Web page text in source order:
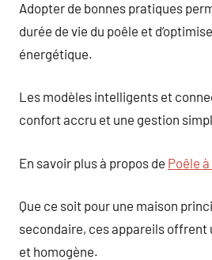
Adopter de bonnes pratiques
durée de vie du poêle et
énergétique.
Les modèles intelligents et
confort accru et une gestion
En savoir plus à propos de Poêle
Que ce soit pour une maison
secondaire, ces appareils offrent
et homogène.